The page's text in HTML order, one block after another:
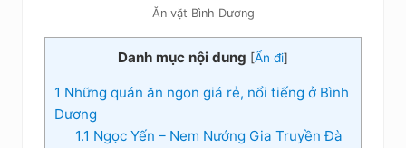
Ăn vặt Bình Dương
Danh mục nội dung [Ẩn đi]
1 Những quán ăn ngon giá rẻ, nổi tiếng ở Bình
Dương
1.1 Ngọc Yến – Nem Nướng Gia Truyền Đà